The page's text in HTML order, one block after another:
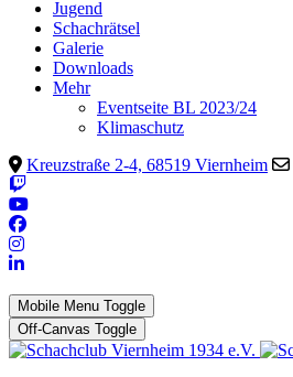
Jugend
Schachrätsel
Galerie
Downloads
Mehr
Eventseite BL 2023/24
Klimaschutz
Kreuzstraße 2-4, 68519 Viernheim
Mobile Menu Toggle
Off-Canvas Toggle